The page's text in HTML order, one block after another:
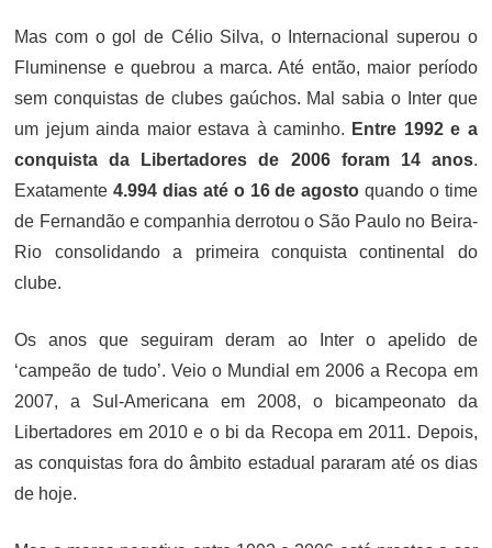
Mas com o gol de Célio Silva, o Internacional superou o
Fluminense e quebrou a marca. Até então, maior período
sem conquistas de clubes gaúchos. Mal sabia o Inter que
um jejum ainda maior estava à caminho. Entre 1992 e a
conquista da Libertadores de 2006 foram 14 anos.
Exatamente4.994 dias até o 16 de agosto quando o time
de Fernandão e companhia derrotou o São Paulo no Beira-
Rio consolidando a primeira conquista continental do
clube.
Os anos que seguiram deram ao Inter o apelido de
‘campeão de tudo’. Veio o Mundial em 2006 a Recopa em
2007, a Sul-Americana em 2008, o bicampeonato da
Libertadores em 2010 e o bi da Recopa em 2011. Depois,
as conquistas fora do âmbito estadual pararam até os dias
de hoje.